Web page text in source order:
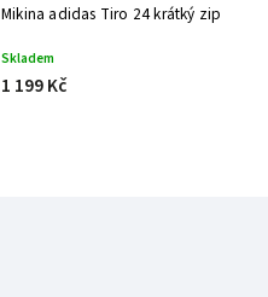
Mikina adidas Tiro 24 krátký zip
Skladem
1 199 Kč